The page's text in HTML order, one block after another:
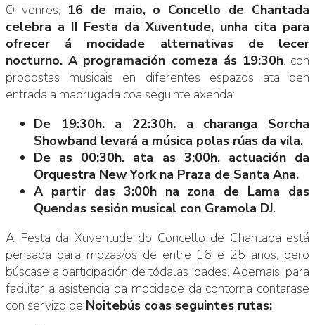
O venres, 16 de maio, o Concello de Chantada
celebra a II Festa da Xuventude, unha cita para
ofrecer á mocidade alternativas de lecer
nocturno. A programación comeza ás 19:30h. con
propostas musicais en diferentes espazos ata ben
entrada a madrugada coa seguinte axenda:
De 19:30h. a 22:30h. a charanga Sorcha
Showband levará a música polas rúas da vila.
De as 00:30h. ata as 3:00h. actuación da
Orquestra New York na Praza de Santa Ana.
A partir das 3:00h na zona de Lama das
Quendas sesión musical con Gramola DJ.
A Festa da Xuventude do Concello de Chantada está
pensada para mozas/os de entre 16 e 25 anos, pero
búscase a participación de tódalas idades. Ademais, para
facilitar a asistencia da mocidade da contorna contarase
con servizo de Noitebús coas seguintes rutas: